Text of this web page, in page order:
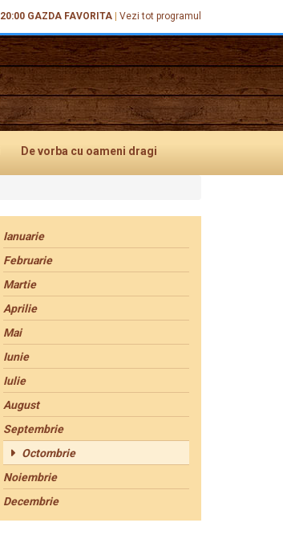
20:00 GAZDA FAVORITA Vezi tot programul
De vorba cu oameni dragi
Ianuarie
Februarie
Martie
Aprilie
Mai
Iunie
Iulie
August
Septembrie
Octombrie
Noiembrie
Decembrie